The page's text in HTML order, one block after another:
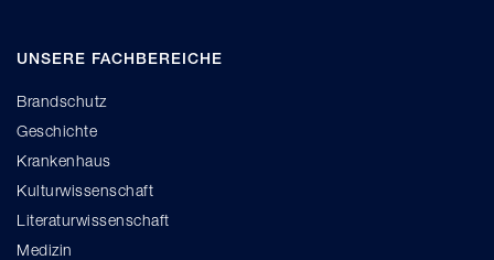
UNSERE FACHBEREICHE
Brandschutz
Geschichte
Krankenhaus
Kulturwissenschaft
Literaturwissenschaft
Medizin